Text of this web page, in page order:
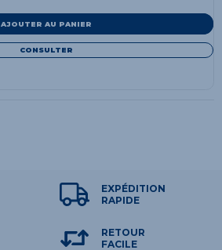
AJOUTER AU PANIER
CONSULTER
EXPÉDITION
RAPIDE
RETOUR
FACILE